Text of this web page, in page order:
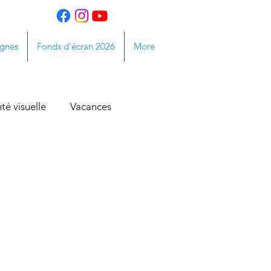
Fonds d'écran 2026 More
visuelle Vacances